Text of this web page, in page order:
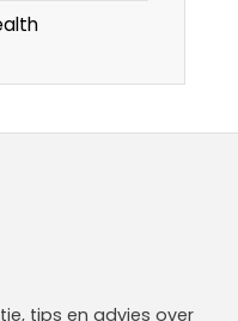
tips en advies over